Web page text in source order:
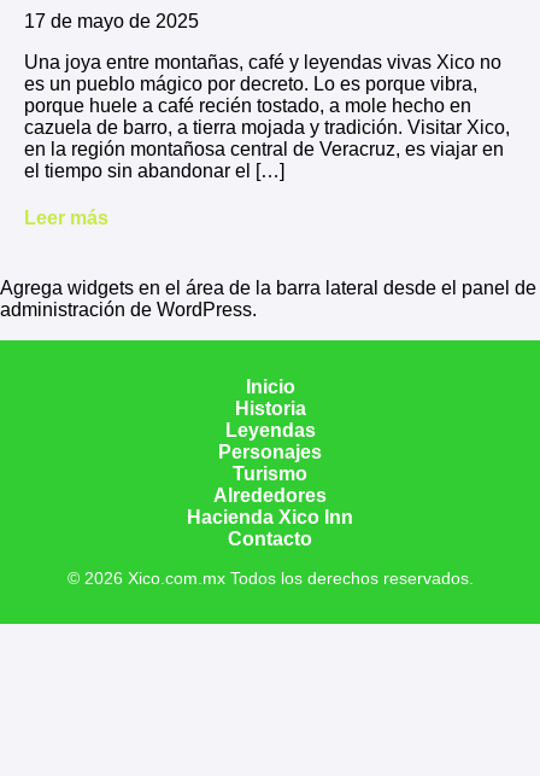
17 de mayo de 2025
Una joya entre montañas, café y leyendas vivas Xico no
es un pueblo mágico por decreto. Lo es porque vibra,
porque huele a café recién tostado, a mole hecho en
cazuela de barro, a tierra mojada y tradición. Visitar Xico,
en la región montañosa central de Veracruz, es viajar en
el tiempo sin abandonar el […]
Leer más
Agrega widgets en el área de la barra lateral desde el panel de
administración de WordPress.
Inicio
Historia
Leyendas
Personajes
Turismo
Alrededores
Hacienda Xico Inn
Contacto
© 2026 Xico.com.mx Todos los derechos reservados.